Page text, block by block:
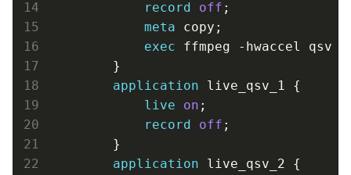
record off ;
meta copy;
exec ffmpeg -hwaccel qsv
        }
application live_qsv_1 {
live
on ;
record
off ;
        }
application live_qsv_2 {